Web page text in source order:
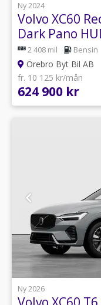
Ny 2024
Volvo XC60
Dark Pano
2 408 mil Bensin
Örebro Byt Bil AB
fr. 10 125 kr/mån
624 900 kr
Ny 2026